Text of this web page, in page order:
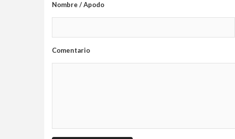
Nombre / Apodo
Comentario